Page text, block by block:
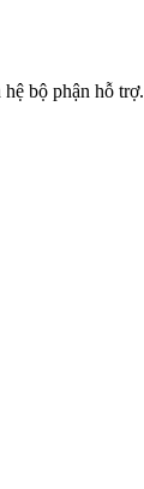
bộ phận hỗ trợ.